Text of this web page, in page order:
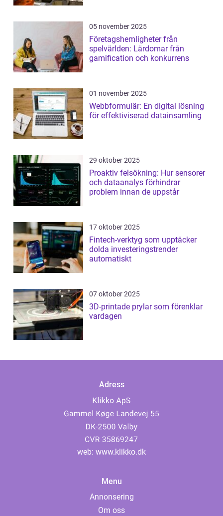
05 november 2025
Företagshemligheter från
spelvärlden: Lärdomar från
gamification och konkurrens
01 november 2025
Webbformulär: En digital lösning
för effektiviserad datainsamling
29 oktober 2025
Proaktiv felsökning: Hur sensorer
och dataanalys förhindrar
problem innan de uppstår
17 oktober 2025
Fintech-verktyg som upptäcker
dolda investeringstrender
automatiskt
07 oktober 2025
3D-printade prylar som förenklar
vardagen
Adress
web: www.klikko.dk
Menu
Annonsering
Om oss